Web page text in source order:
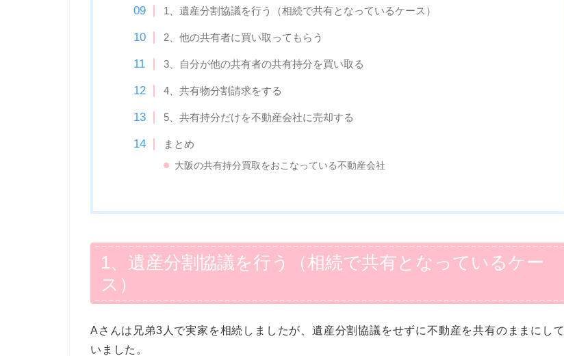
1、遺産分割協議を行う（相続で共有となっているケース）
2、他の共有者に買い取ってもらう
3、自分が他の共有者の共有持分を買い取る
4、共有物分割請求をする
5、共有持分だけを不動産会社に売却する
まとめ
大阪の共有持分買取をおこなっている不動産会社
1、遺産分割協議を行う（相続で共有となっているケー
ス）
Aさんは兄弟3人で実家を相続しましたが、遺産分割協議をせずに不動産を共有のままにして
いました。